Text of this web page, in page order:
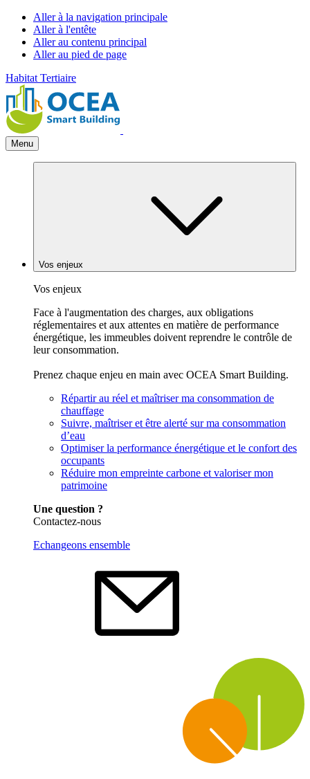
Aller à la navigation principale
Aller à l'entête
Aller au contenu principal
Aller au pied de page
Habitat Tertiaire
Menu
Vos enjeux
Vos enjeux
Face à l'augmentation des charges, aux obligations
réglementaires et aux attentes en matière de performance
énergétique, les immeubles doivent reprendre le contrôle de
leur consommation.
Prenez chaque enjeu en main avec OCEA Smart Building.
Répartir au réel et maîtriser ma consommation de
chauffage
Suivre, maîtriser et être alerté sur ma consommation
d’eau
Optimiser la performance énergétique et le confort des
occupants
Réduire mon empreinte carbone et valoriser mon
patrimoine
Une question ?
Contactez-nous
Echangeons ensemble